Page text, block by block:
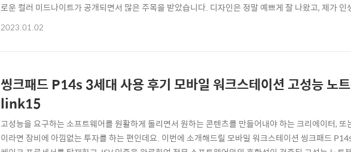
로운 컬러 미드나이트가 공개되면서 많은 주목을 받았습니다. 디자인은 정말 예쁘게 잘 나왔고, 제가
14인치 모델보다 더 가벼워 졌기에, 휴대성 면에서는 맥북에어 M2 모델을 선택할만한 이유가 꽤 있죠.
2023.01.02
씽크패드 P14s 3세대 사용 후기 모바일 워크스테이션 고성능 노
link15
고성능을 요구하는 소프트웨어를 원활하게 돌리면서 원하는 콘텐츠를 만들어내야 하는 크리에이터,
이라면 장비에 아낌없는 투자를 하는 편인데요. 이번에 소개해드릴 모바일 워크스테이션 씽크패드